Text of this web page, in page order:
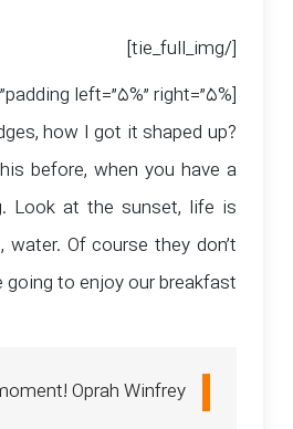
[/tie_full_img]
how I got it shaped up?
before, when you have a
Look at the sunset, life is
Of course they don’t
to enjoy our breakfast.
Oprah Winfrey